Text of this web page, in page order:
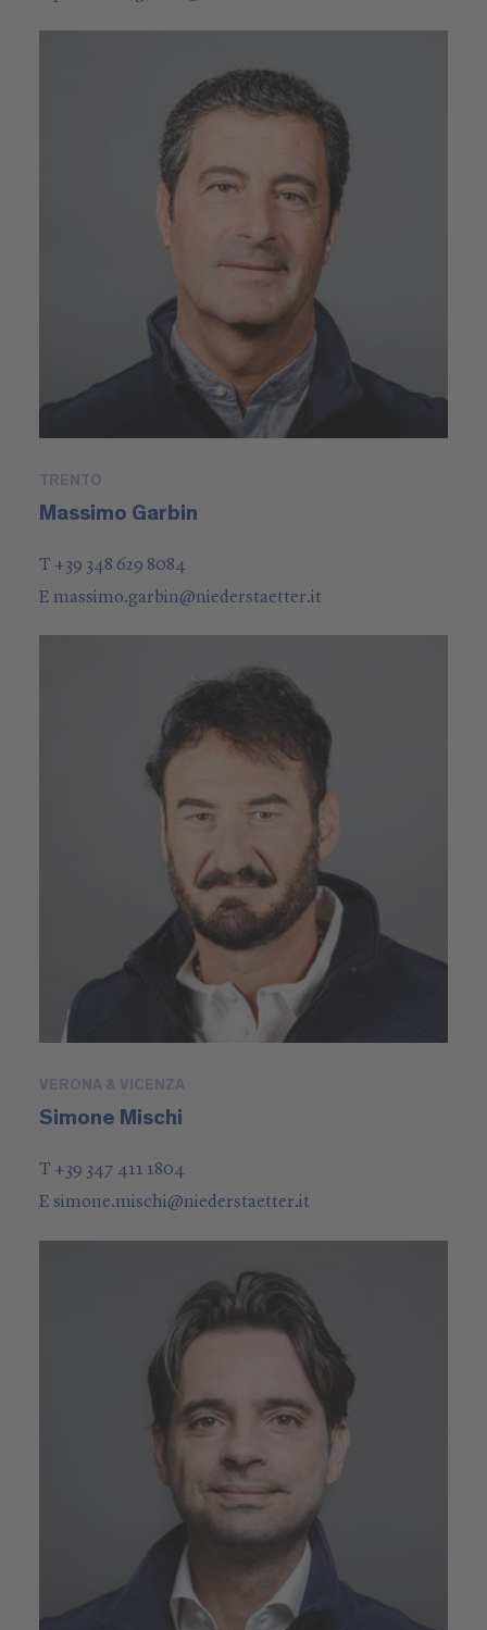
TRENTO
Massimo Garbin
T +39 348 629 8084
E massimo.garbin@niederstaetter.it
VERONA & VICENZA
Simone Mischi
T +39 347 411 1804
Esimone.mischi@niederstaetter.it